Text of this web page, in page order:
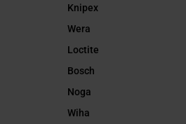
Knipex
Wera
Loctite
Bosch
Noga
Wiha